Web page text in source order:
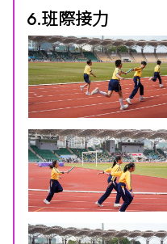
6.班際接力